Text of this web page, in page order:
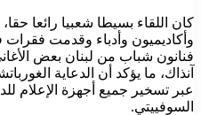
كان اللقاء بسيطا شعبيا رائعا
وأكاديميون وأدباء وقدمت فقرات
فنانون شباب من لبنان بعض
آنذاك، ما يؤكد أن الدعاية
عبر تسخير جميع أجهزة الإعلام
السوفييتي.